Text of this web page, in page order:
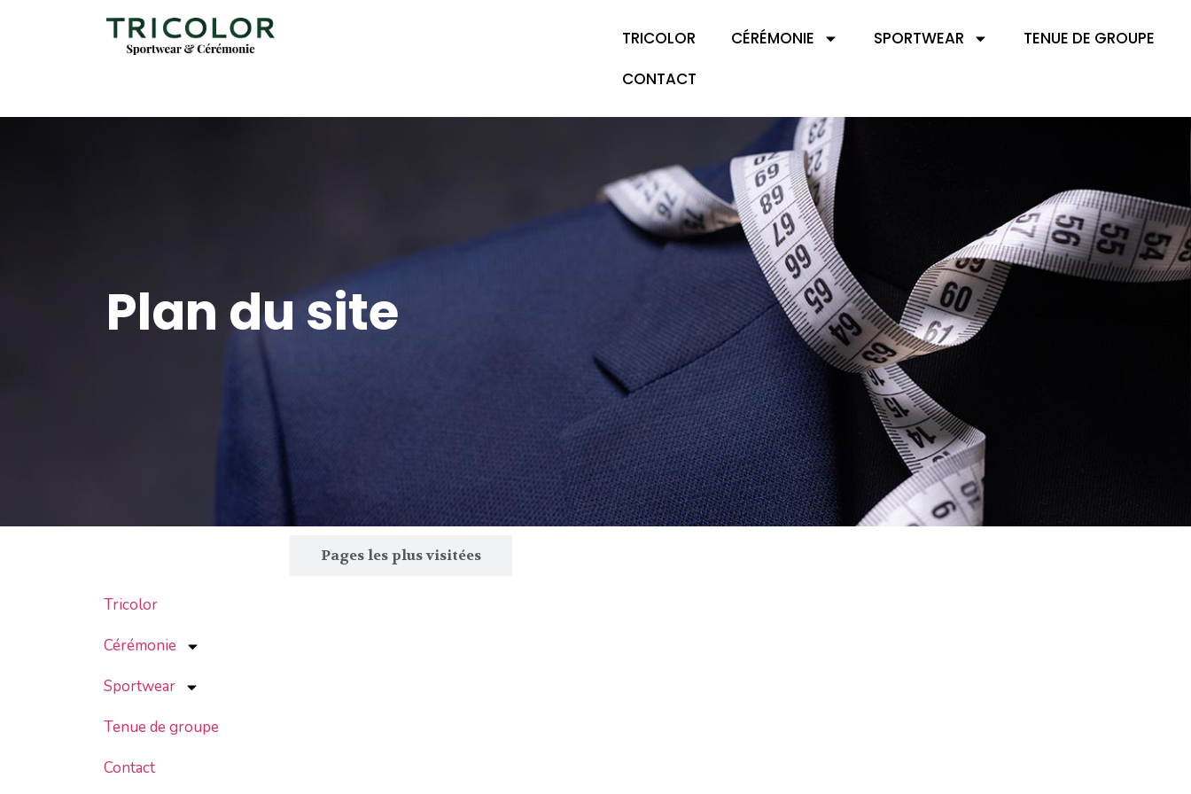
TRICOLOR CÉRÉMONIE SPORTWEAR
TENUE DE GROUPE
CONTACT
Plan du site
Pages les plus visitées
Tricolor
Cérémonie
Sportwear
Tenue de groupe
Contact